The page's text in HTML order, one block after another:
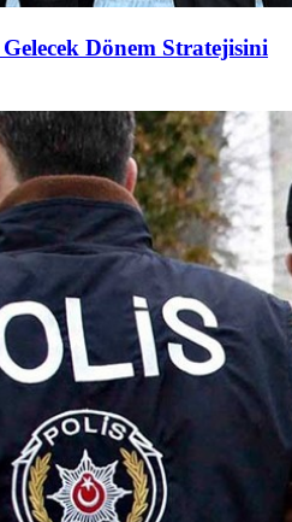
Dönem Stratejisini